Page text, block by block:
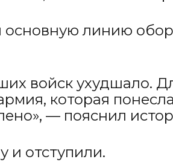
основную линию
войск ухудшало.
которая
— пояснил
и отступили.